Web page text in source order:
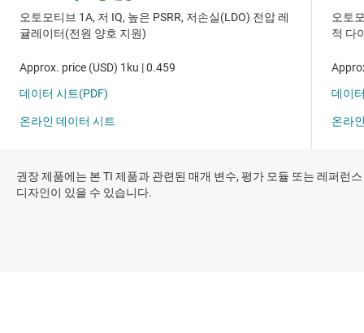
권장 제품에는 본 TI 제품과 관련된 매개 변수, 평가 모듈 또는 레퍼런스
디자인이 있을 수 있습니다.